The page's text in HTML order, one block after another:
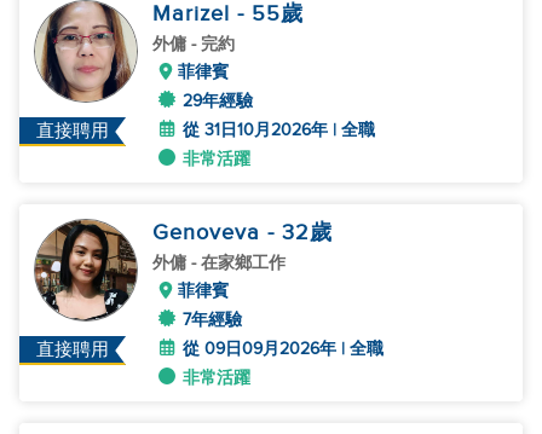
直接聘用
Marizel - 55歲
外傭 - 完約
菲律賓
29年經驗
從 31日10月2026年 | 全職
非常活躍
直接聘用
Genoveva - 32歲
外傭 - 在家鄉工作
菲律賓
7年經驗
從 09日09月2026年 | 全職
非常活躍